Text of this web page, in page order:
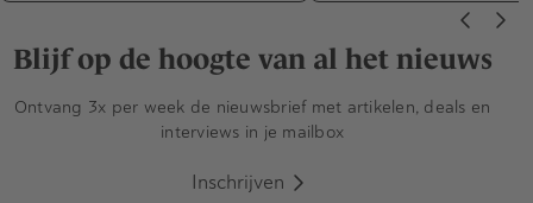
Blijf op de hoogte van al het nieuws
Ontvang 3x per week de nieuwsbrief met artikelen, deals en
interviews in je mailbox
Inschrijven